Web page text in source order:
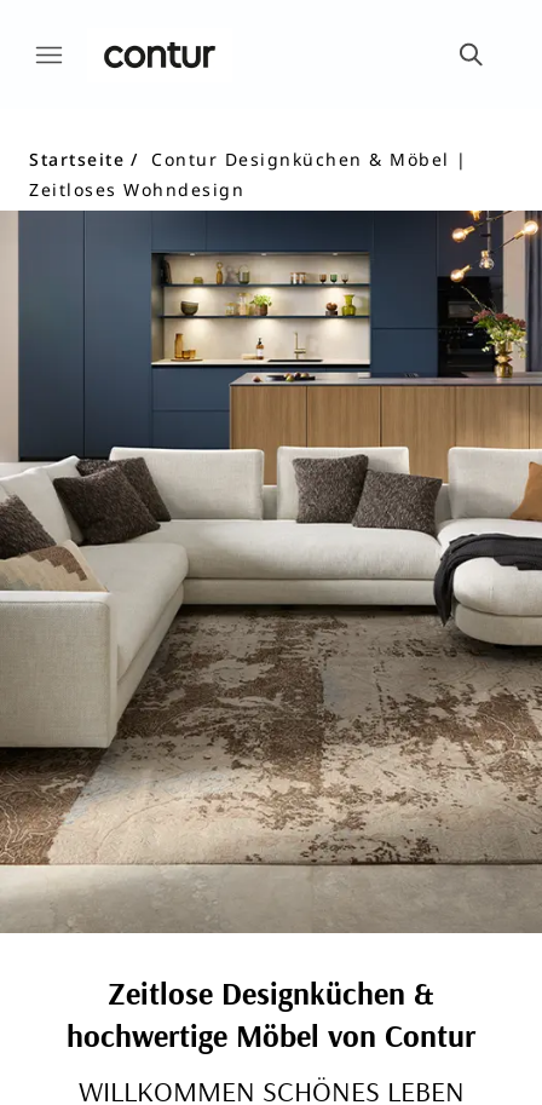
Startseite
Contur Designküchen & Möbel |
Zeitloses Wohndesign
Zeitlose Designküchen &
hochwertige Möbel von Contur
WILLKOMMEN SCHÖNES LEBEN